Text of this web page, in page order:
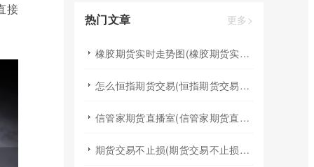
接
热门文章 更多>
橡胶期货实时走势图(橡胶期货实时行情)
怎么恒指期货交易(恒指期货交易规则)
信管家期货直播室(信管家期货直播室在哪)
期货交易不止损(期货交易不止损的后果)